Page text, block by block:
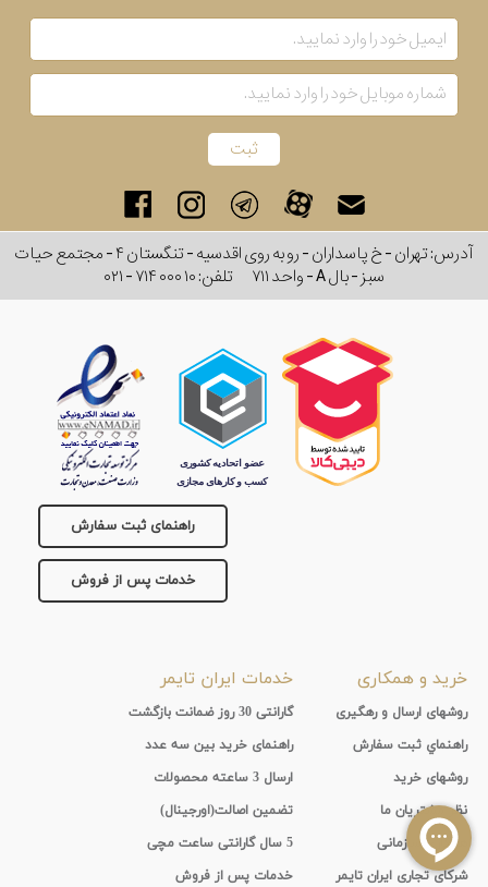
آدرس: تهران - خ پاسداران - رو به روی اقدسیه - تنگستان ۴ - مجتمع حیات
سبز - بال A - واحد ۷۱۱
تلفن:۰۲۱ - ۷۱۴ ۰۰۰ ۱۰
راهنمای ثبت سفارش
خدمات پس از فروش
خرید و همکاری
روشهای ارسال و رهگیری
راهنماي ثبت سفارش
روشهای خرید
نظر مشتریان ما
همکاری سازمانی
شرکای تجاری ایران تایمر
خدمات ایران تایمر
گارانتی 30 روز ضمانت بازگشت
راهنمای خرید بین سه عدد
ارسال 3 ساعته محصولات
تضمین اصالت(اورجینال)
5 سال گارانتی ساعت مچی
خدمات پس از فروش